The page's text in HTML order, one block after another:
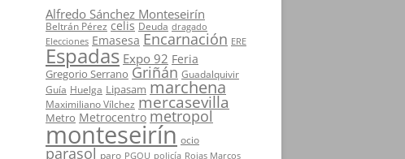
Alfredo Sánchez Monteseirín
Beltrán Pérez celis Deuda dragado
Elecciones Emasesa Encarnación ERE
Espadas Expo 92 Feria
Gregorio Serrano Griñán Guadalquivir
Guía Huelga Lipasam marchena
Maximiliano Vílchez mercasevilla
Metro Metrocentro metropol
monteseirín ocio
parasol paro PGOU policía Rojas Marcos